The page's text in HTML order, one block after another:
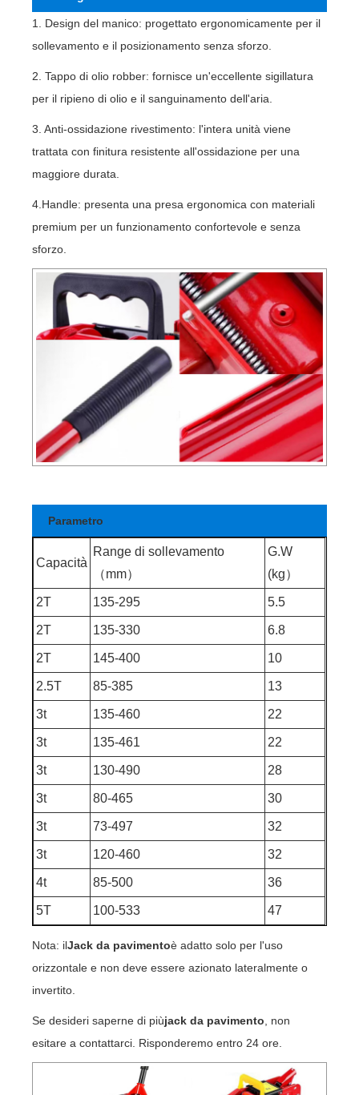
1. Design del manico: progettato ergonomicamente per il
sollevamento e il posizionamento senza sforzo.
2. Tappo di olio robber: fornisce un'eccellente sigillatura
per il ripieno di olio e il sanguinamento dell'aria.
3. Anti-ossidazione rivestimento: l'intera unità viene
trattata con finitura resistente all'ossidazione per una
maggiore durata.
4.Handle: presenta una presa ergonomica con materiali
premium per un funzionamento confortevole e senza
sforzo.
Parametro
Capacità
Range di sollevamento
（mm）
G.W
(kg）
2T 135-295 5.5
2T 135-330 6.8
2T 145-400 10
2.5T 85-385 13
3t 135-460 22
3t 135-461 22
3t 130-490 28
3t 80-465 30
3t 73-497 32
3t 120-460 32
4t 85-500 36
5T 100-533 47
Nota: ilJack da pavimentoè adatto solo per l'uso
orizzontale e non deve essere azionato lateralmente o
invertito.
Se desideri saperne di piùjack da pavimento , non
esitare a contattarci. Risponderemo entro 24 ore.